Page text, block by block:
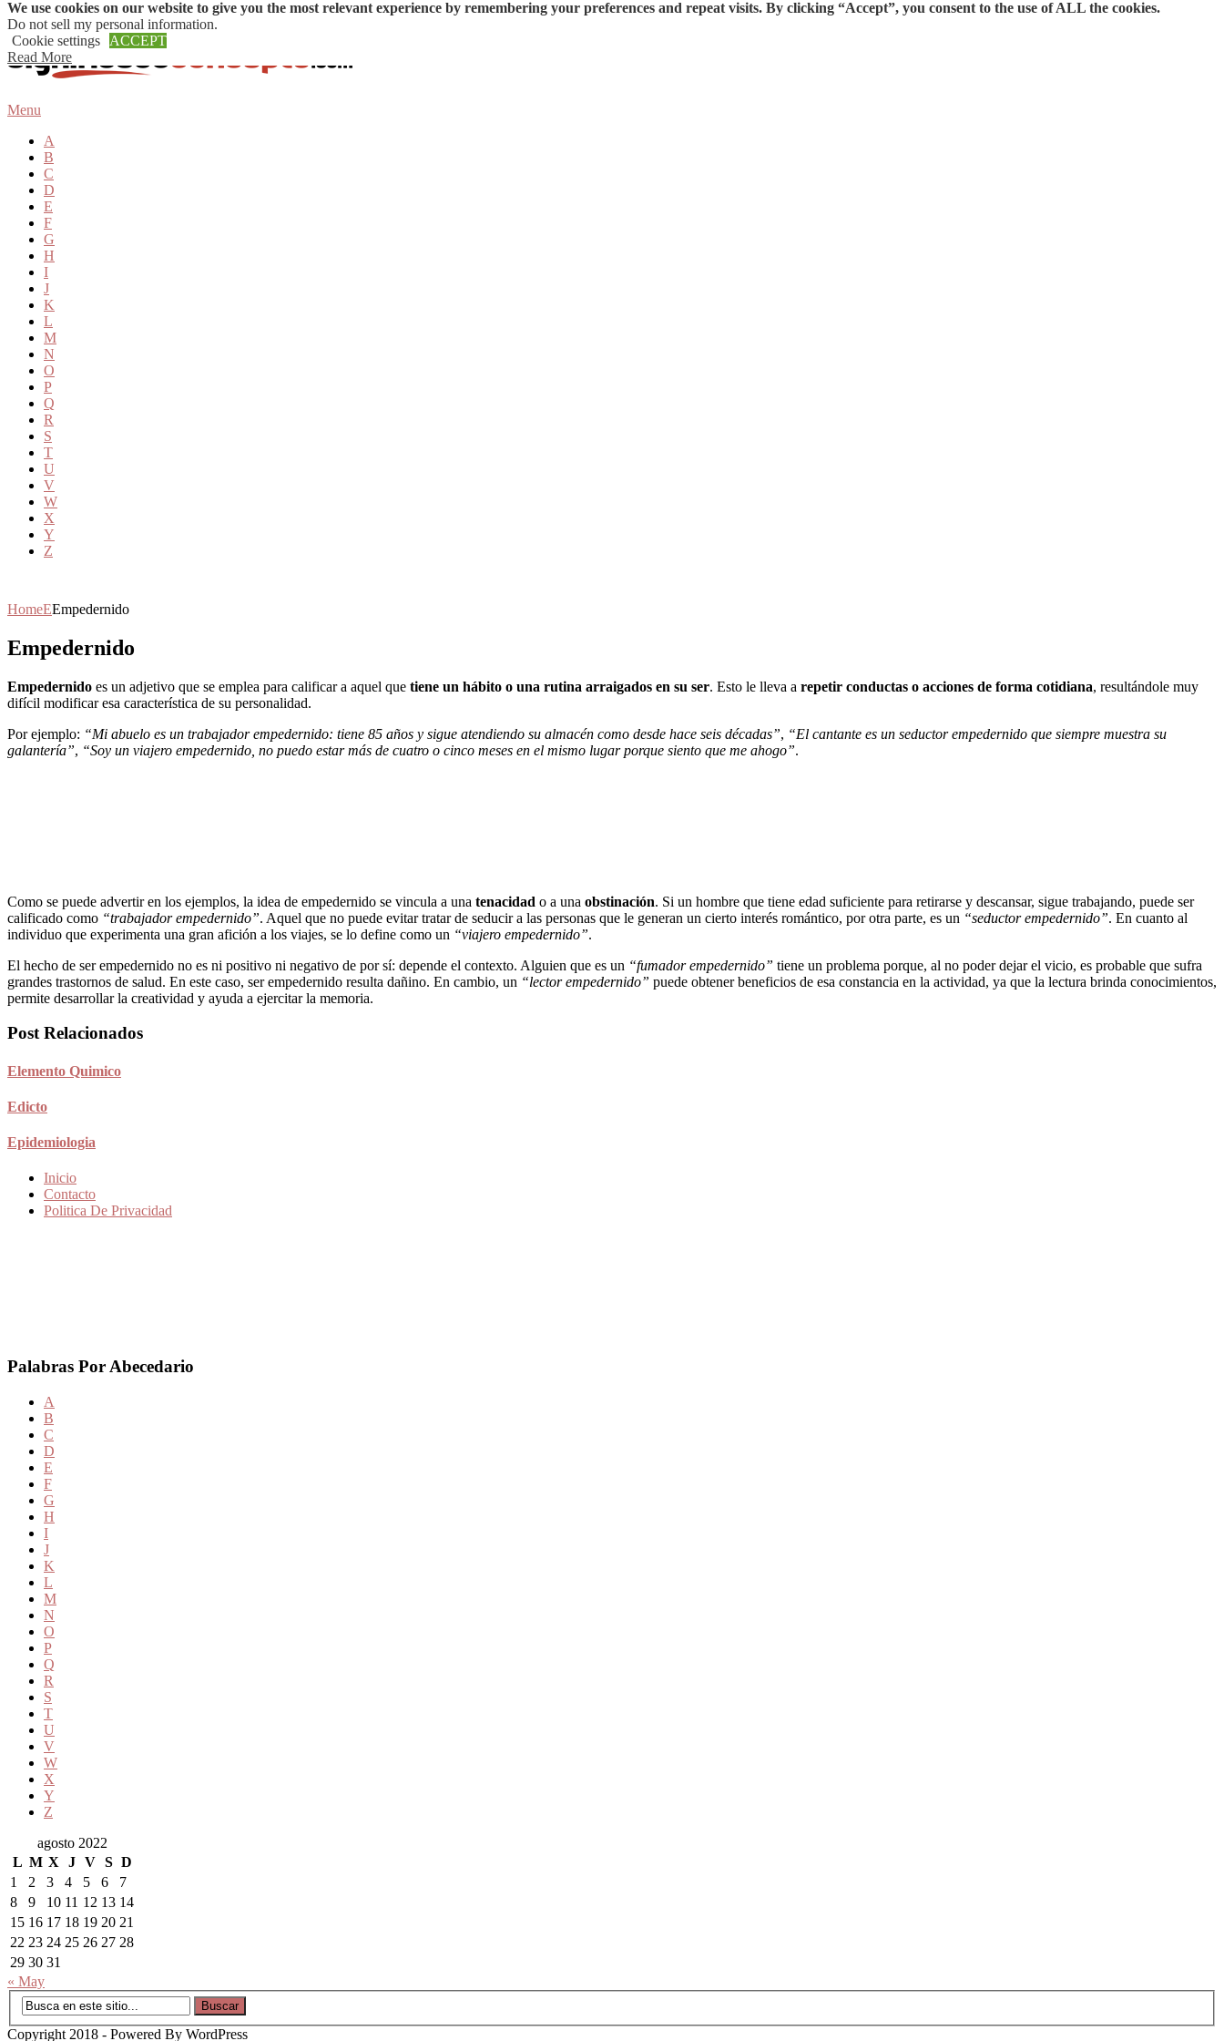
Skip to content
Menu
A
B
C
D
E
F
G
H
I
J
K
L
M
N
O
P
Q
R
S
T
U
V
W
X
Y
Z
HomeEEmpedernido
Empedernido
Empedernido es un adjetivo que se emplea para calificar a aquel que tiene un hábito o una rutina arraigados en su ser. Esto le lleva a repetir conductas o acciones de forma cotidiana, resultándole muy
difícil modificar esa característica de su personalidad.
Por ejemplo: “Mi abuelo es un trabajador empedernido: tiene 85 años y sigue atendiendo su almacén como desde hace seis décadas”, “El cantante es un seductor empedernido que siempre muestra su
galantería”, “Soy un viajero empedernido, no puedo estar más de cuatro o cinco meses en el mismo lugar porque siento que me ahogo”.
Como se puede advertir en los ejemplos, la idea de empedernido se vincula a una tenacidad o a una obstinación. Si un hombre que tiene edad suficiente para retirarse y descansar, sigue trabajando, puede ser
calificado como “trabajador empedernido”. Aquel que no puede evitar tratar de seducir a las personas que le generan un cierto interés romántico, por otra parte, es un “seductor empedernido”. En cuanto al
individuo que experimenta una gran afición a los viajes, se lo define como un “viajero empedernido”.
El hecho de ser empedernido no es ni positivo ni negativo de por sí: depende el contexto. Alguien que es un “fumador empedernido” tiene un problema porque, al no poder dejar el vicio, es probable que sufra
grandes trastornos de salud. En este caso, ser empedernido resulta dañino. En cambio, un “lector empedernido” puede obtener beneficios de esa constancia en la actividad, ya que la lectura brinda conocimientos,
permite desarrollar la creatividad y ayuda a ejercitar la memoria.
Post Relacionados
Elemento Quimico
Edicto
Epidemiologia
Inicio
Contacto
Politica De Privacidad
Palabras Por Abecedario
A
B
C
D
E
F
G
H
I
J
K
L
M
N
O
P
Q
R
S
T
U
V
W
X
Y
Z
agosto 2022
L M X J V S D
1
2 3 4 5 6
7
8
9 10 11 12 13 14
15 16 17 18 19 20 21
22 23 24 25 26 27 28
29 30 31
« May
Copyright 2018 - Powered By WordPress
We use cookies on our website to give you the most relevant experience by remembering your preferences and repeat visits. By clicking “Accept”, you consent to the use of ALL the cookies.
Do not sell my personal information.
Cookie settings
ACCEPT
Read More